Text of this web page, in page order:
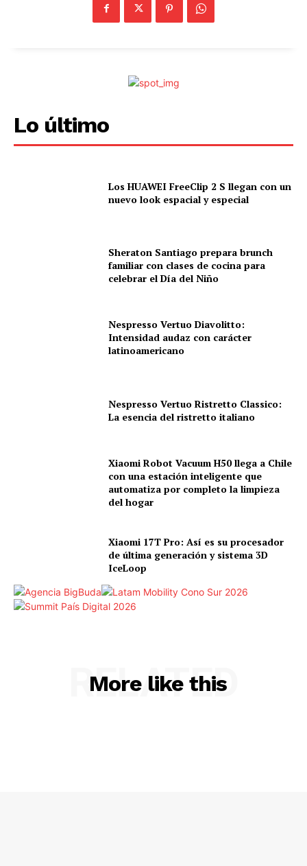
Lo último
Los HUAWEI FreeClip 2 S llegan con un
nuevo look espacial y especial
Sheraton Santiago prepara brunch
familiar con clases de cocina para
celebrar el Día del Niño
Nespresso Vertuo Diavolitto:
Intensidad audaz con carácter
latinoamericano
Nespresso Vertuo Ristretto Classico:
La esencia del ristretto italiano
Xiaomi Robot Vacuum H50 llega a Chile
con una estación inteligente que
automatiza por completo la limpieza
del hogar
Xiaomi 17T Pro: Así es su procesador
de última generación y sistema 3D
IceLoop
More like this
RELATED